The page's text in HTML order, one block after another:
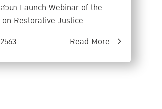
วนา Launch Webinar of the
Restorative Justice
Read More